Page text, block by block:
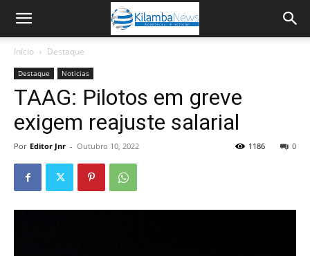
Início Destaque
Destaque Noticias
TAAG: Pilotos em greve
exigem reajuste salarial
Por Editor Jnr - Outubro 10, 2022 0
1186